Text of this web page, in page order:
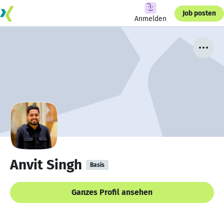
Anmelden
Job posten
Anvit Singh Basis
Ganzes Profil ansehen